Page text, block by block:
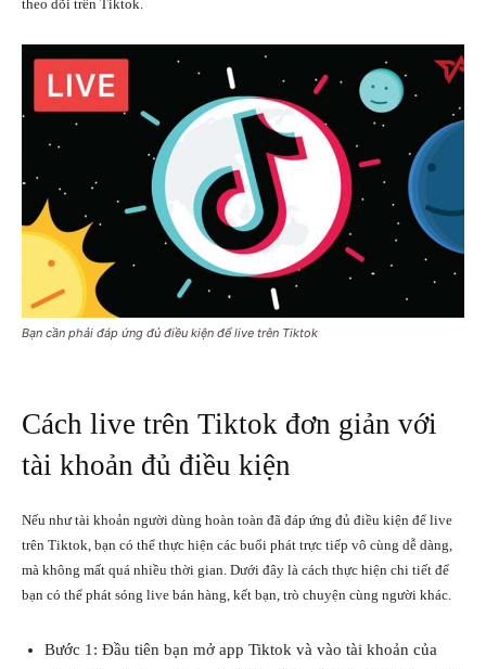
theo dõi trên Tiktok.
Bạn cần phải đáp ứng đủ điều kiện để live trên Tiktok
Cách live trên Tiktok đơn giản với
tài khoản đủ điều kiện
Nếu như tài khoản người dùng hoàn toàn đã đáp ứng đủ điều kiện để live
trên Tiktok, bạn có thể thực hiện các buổi phát trực tiếp vô cùng dễ dàng,
mà không mất quá nhiều thời gian. Dưới đây là cách thực hiện chi tiết để
bạn có thể phát sóng live bán hàng, kết bạn, trò chuyện cùng người khác.
Bước 1: Đầu tiên bạn mở app Tiktok và vào tài khoản của